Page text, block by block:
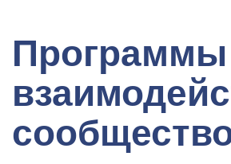
Программы